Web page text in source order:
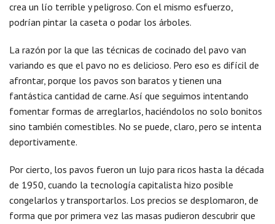
crea un lío terrible y peligroso. Con el mismo esfuerzo,
podrían pintar la caseta o podar los árboles.
La razón por la que las técnicas de cocinado del pavo van
variando es que el pavo no es delicioso. Pero eso es difícil de
afrontar, porque los pavos son baratos y tienen una
fantástica cantidad de carne. Así que seguimos intentando
fomentar formas de arreglarlos, haciéndolos no solo bonitos
sino también comestibles. No se puede, claro, pero se intenta
deportivamente.
Por cierto, los pavos fueron un lujo para ricos hasta la década
de 1950, cuando la tecnología capitalista hizo posible
congelarlos y transportarlos. Los precios se desplomaron, de
forma que por primera vez las masas pudieron descubrir que